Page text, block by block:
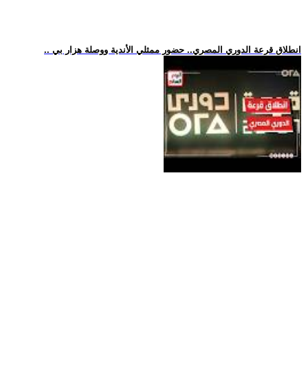
.. انطلاق قرعة الدوري المصري.. حضور ممثلي الأندية ووصلة هزار بي